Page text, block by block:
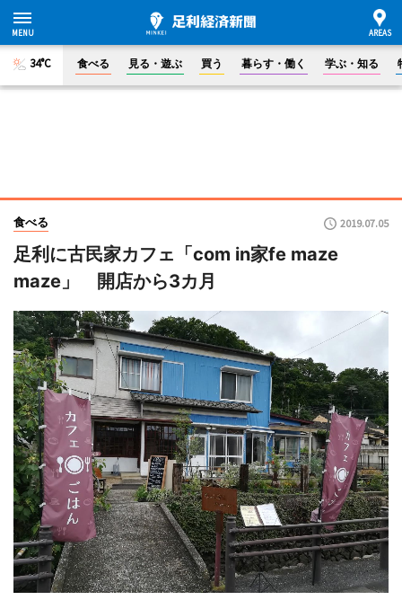
34°C 食べる 見る・遊ぶ 買う 暮らす・働く 学ぶ・知る
食べる 2019.07.05
足利に古民家カフェ「com in家fe maze
maze」 開店から3カ月